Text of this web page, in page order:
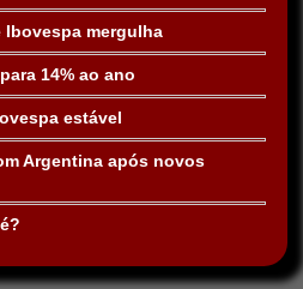
Ibovespa mergulha
14% ao ano
estável
Argentina após novos